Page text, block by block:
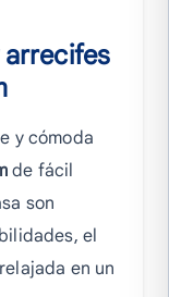
arrecifes
y cómoda
de fácil
son
el
en un